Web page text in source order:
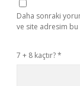
Daha sonraki
ve site adresim bu
7 + 8 kaçtır?*